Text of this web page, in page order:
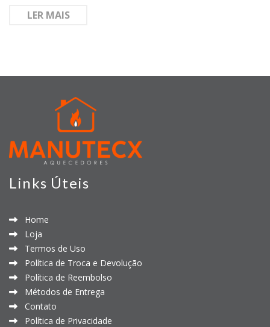
LER MAIS
Links Úteis
Home
Loja
Termos de Uso
Política de Troca e Devolução
Política de Reembolso
Métodos de Entrega
Contato
Política de Privacidade